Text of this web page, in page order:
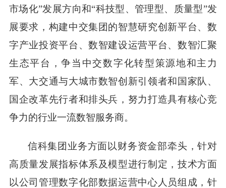
市场化”发展方向和“科技型、管理型、质量型”发
展要求，构建中交集团的智慧研究创新平台、数
字产业投资平台、数智建设运营平台、数智汇聚
生态平台，争当中交数字化转型策源地和主力
军、大交通与大城市数智创新引领者和国家队、
国企改革先行者和排头兵，努力打造具有核心竞
争力的行业一流数智服务商。
信科集团业务方面以财务资金部牵头，针对
高质量发展指标体系及模型进行制定，技术方面
以公司管理数字化部数据运营中心人员组成，针